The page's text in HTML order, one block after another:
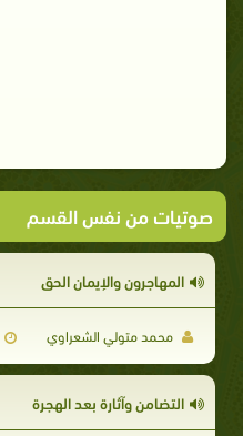
صوتيات من نفس القسم
المهاجرون والإيمان الحق
محمد متولي الشعراوي
التضامن وآثارة بعد الهجرة